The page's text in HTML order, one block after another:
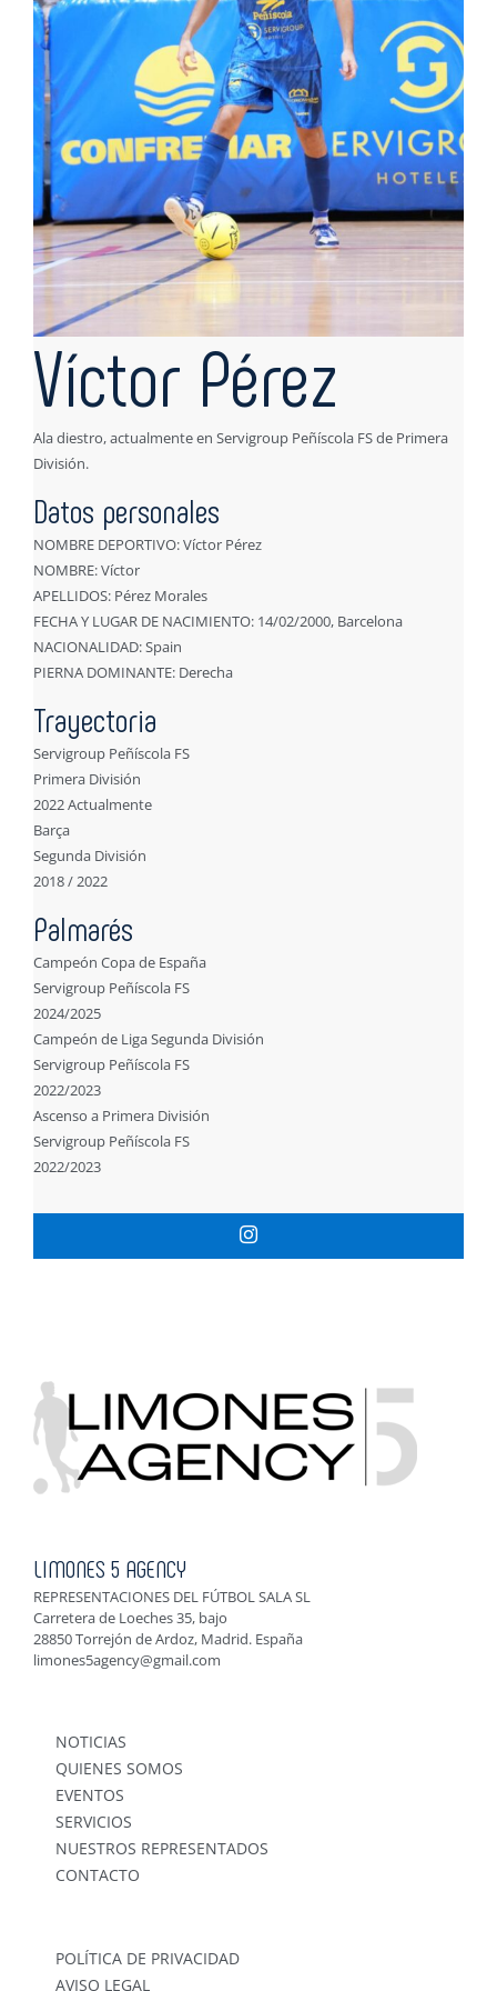
Víctor Pérez
Ala diestro, actualmente en Servigroup Peñíscola FS de Primera
División.
Datos personales
NOMBRE DEPORTIVO: Víctor Pérez
NOMBRE: Víctor
APELLIDOS: Pérez Morales
FECHA Y LUGAR DE NACIMIENTO: 14/02/2000, Barcelona
NACIONALIDAD: Spain
PIERNA DOMINANTE: Derecha
Trayectoria
Servigroup Peñíscola FS
Primera División
2022 Actualmente
Barça
Segunda División
2018 / 2022
Palmarés
Campeón Copa de España
Servigroup Peñíscola FS
2024/2025
Campeón de Liga Segunda División
Servigroup Peñíscola FS
2022/2023
Ascenso a Primera División
Servigroup Peñíscola FS
2022/2023
LIMONES 5 AGENCY
REPRESENTACIONES DEL FÚTBOL SALA SL
Carretera de Loeches 35, bajo
28850 Torrejón de Ardoz, Madrid. España
limones5agency@gmail.com
NOTICIAS
QUIENES SOMOS
EVENTOS
SERVICIOS
NUESTROS REPRESENTADOS
CONTACTO
POLÍTICA DE PRIVACIDAD
AVISO LEGAL